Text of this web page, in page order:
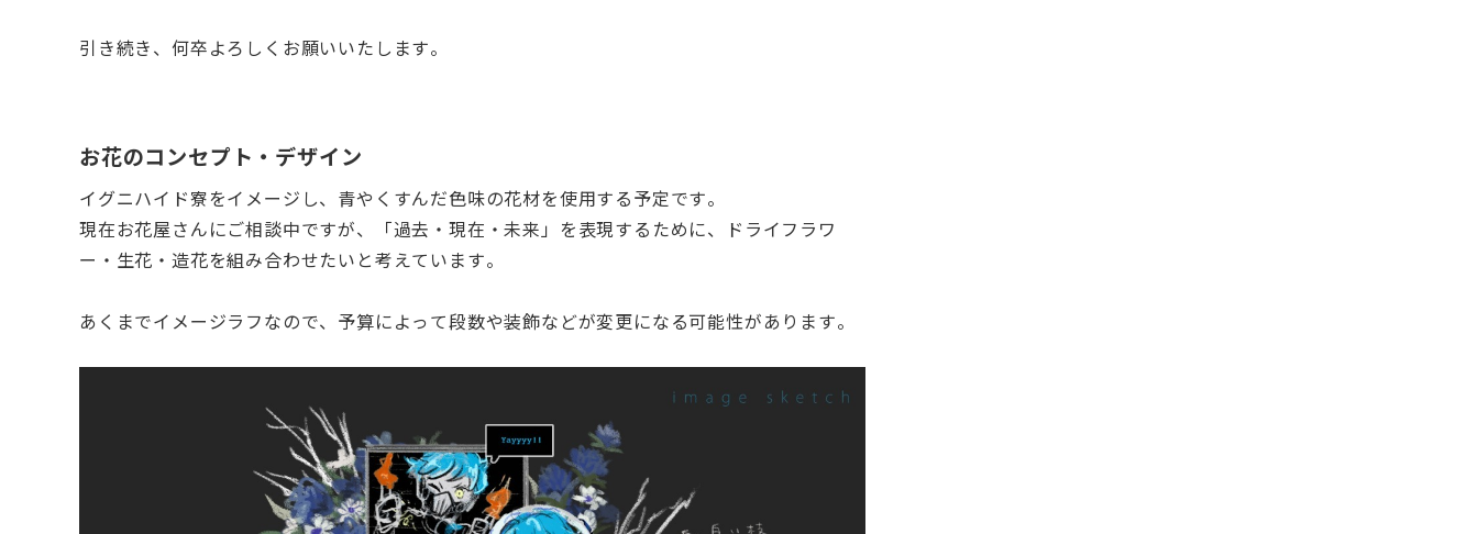
引き続き、何卒よろしくお願いいたします。
お花のコンセプト・デザイン
イグニハイド寮をイメージし、青やくすんだ色味の花材を使用する予定です。
現在お花屋さんにご相談中ですが、「過去・現在・未来」を表現するために、ドライフラワ
ー・生花・造花を組み合わせたいと考えています。
あくまでイメージラフなので、予算によって段数や装飾などが変更になる可能性があります。